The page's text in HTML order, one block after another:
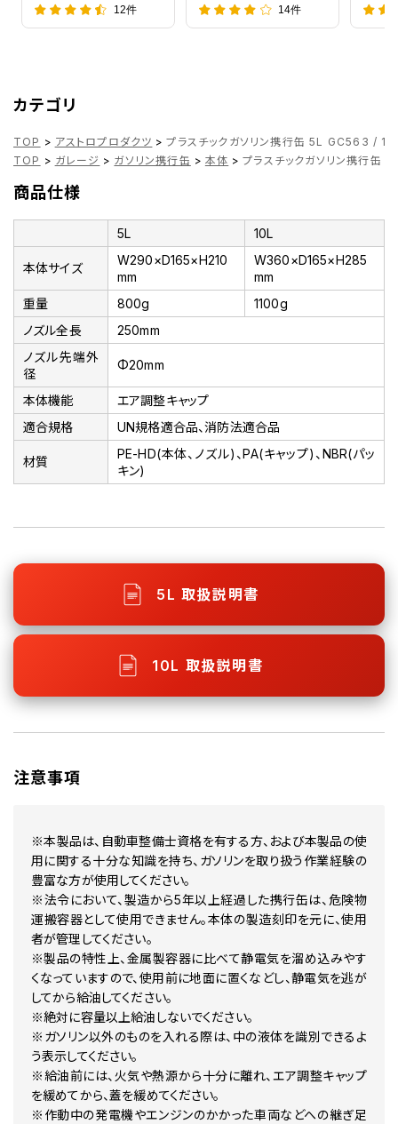
12件 14件
カテゴリ
TOP > アストロプロダクツ > プラスチックガソリン携行缶 5L GC563 /
TOP > ガレージ > ガソリン携行缶 > 本体 > プラスチックガソリン携行
商品仕様
5L 10L
本体サイズ
W290×D165×H210
mm
W360×D165×H285
mm
重量
800g
1100g
ノズル全長
250mm
ノズル先端外
径
Φ20mm
本体機能
エア調整キャップ
適合規格
UN規格適合品、消防法適合品
材質
PE-HD(本体、ノズル)、PA(キャップ)、NBR(パッ
キン)
5L 取扱説明書
10L 取扱説明書
注意事項
※本製品は、自動車整備士資格を有する方、および本製品の使
用に関する十分な知識を持ち、ガソリンを取り扱う作業経験の
豊富な方が使用してください。
※法令において、製造から5年以上経過した携行缶は、危険物
運搬容器として使用できません。本体の製造刻印を元に、使用
者が管理してください。
※製品の特性上、金属製容器に比べて静電気を溜め込みやす
くなっていますので、使用前に地面に置くなどし、静電気を逃が
してから給油してください。
※絶対に容量以上給油しないでください。
※ガソリン以外のものを入れる際は、中の液体を識別できるよ
う表示してください。
※給油前には、火気や熱源から十分に離れ、エア調整キャップ
を緩めてから、蓋を緩めてください。
※作動中の発電機やエンジンのかかった車両などへの継ぎ足